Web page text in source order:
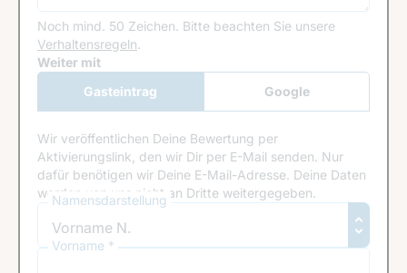
Noch mind. 50 Zeichen. Bitte beachten Sie unsere
Verhaltensregeln.
Google Recaptcha
Weiter mit
Gasteintrag
Google
Anmeldung
Wir veröffentlichen Deine Bewertung per
Aktivierungslink, den wir Dir per E-Mail senden. Nur
dafür benötigen wir Deine E-Mail-Adresse. Deine Daten
werden von uns nicht an Dritte weitergegeben.
Namensdarstellung
Vorname *